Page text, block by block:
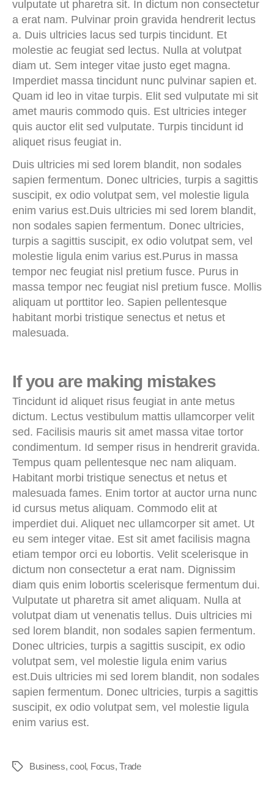
vulputate ut pharetra sit. In dictum non consectetur
a erat nam. Pulvinar proin gravida hendrerit lectus
a. Duis ultricies lacus sed turpis tincidunt. Et
molestie ac feugiat sed lectus. Nulla at volutpat
diam ut. Sem integer vitae justo eget magna.
Imperdiet massa tincidunt nunc pulvinar sapien et.
Quam id leo in vitae turpis. Elit sed vulputate mi sit
amet mauris commodo quis. Est ultricies integer
quis auctor elit sed vulputate. Turpis tincidunt id
aliquet risus feugiat in.
Duis ultricies mi sed lorem blandit, non sodales
sapien fermentum. Donec ultricies, turpis a sagittis
suscipit, ex odio volutpat sem, vel molestie ligula
enim varius est.Duis ultricies mi sed lorem blandit,
non sodales sapien fermentum. Donec ultricies,
turpis a sagittis suscipit, ex odio volutpat sem, vel
molestie ligula enim varius est.Purus in massa
tempor nec feugiat nisl pretium fusce. Purus in
massa tempor nec feugiat nisl pretium fusce. Mollis
aliquam ut porttitor leo. Sapien pellentesque
habitant morbi tristique senectus et netus et
malesuada.
If you are making mistakes
Tincidunt id aliquet risus feugiat in ante metus
dictum. Lectus vestibulum mattis ullamcorper velit
sed. Facilisis mauris sit amet massa vitae tortor
condimentum. Id semper risus in hendrerit gravida.
Tempus quam pellentesque nec nam aliquam.
Habitant morbi tristique senectus et netus et
malesuada fames. Enim tortor at auctor urna nunc
id cursus metus aliquam. Commodo elit at
imperdiet dui. Aliquet nec ullamcorper sit amet. Ut
eu sem integer vitae. Est sit amet facilisis magna
etiam tempor orci eu lobortis. Velit scelerisque in
dictum non consectetur a erat nam. Dignissim
diam quis enim lobortis scelerisque fermentum dui.
Vulputate ut pharetra sit amet aliquam. Nulla at
volutpat diam ut venenatis tellus. Duis ultricies mi
sed lorem blandit, non sodales sapien fermentum.
Donec ultricies, turpis a sagittis suscipit, ex odio
volutpat sem, vel molestie ligula enim varius
est.Duis ultricies mi sed lorem blandit, non sodales
sapien fermentum. Donec ultricies, turpis a sagittis
suscipit, ex odio volutpat sem, vel molestie ligula
enim varius est.
Business,cool, Focus,Trade